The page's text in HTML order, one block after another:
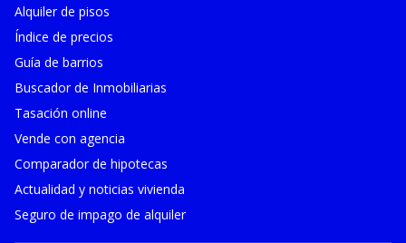
Alquiler de pisos
Índice de precios
Guía de barrios
Buscador de Inmobiliarias
Tasación online
Vende con agencia
Comparador de hipotecas
Actualidad y noticias vivienda
Seguro de impago de alquiler